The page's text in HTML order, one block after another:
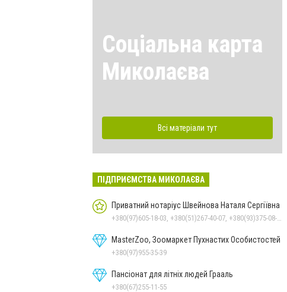
Соціальна карта
Миколаєва
Всі матеріали тут
ПІДПРИЄМСТВА МИКОЛАЄВА
Приватний нотаріус Швейнова Наталя Сергіївна
MasterZoo, Зоомаркет Пухнастих Особистостей
+380(97)955-35-39
Пансіонат для літніх людей Грааль
+380(67)255-11-55